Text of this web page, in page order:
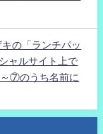
の「ランチパッ
ャルサイト上で
⑦のうち名前に